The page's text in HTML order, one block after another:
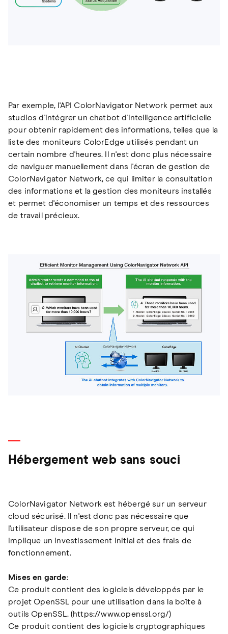
Par exemple, l'API ColorNavigator Network permet aux
studios d'intégrer un chatbot d'intelligence artificielle
pour obtenir rapidement des informations, telles que la
liste des moniteurs ColorEdge utilisés pendant un
certain nombre d'heures. Il n'est donc plus nécessaire
de naviguer manuellement dans l'écran de gestion de
ColorNavigator Network, ce qui limiter la consultation
des informations et la gestion des moniteurs installés
et permet d'économiser un temps et des ressources
de travail précieux.
Hébergement web sans souci
ColorNavigator Network est hébergé sur un serveur
cloud sécurisé. Il n'est donc pas nécessaire que
l'utilisateur dispose de son propre serveur, ce qui
implique un investissement initial et des frais de
fonctionnement.
Mises en garde:
Ce produit contient des logiciels développés par le
projet OpenSSL pour une utilisation dans la boîte à
outils OpenSSL. (https://www.openssl.org/)
Ce produit contient des logiciels cryptographiques